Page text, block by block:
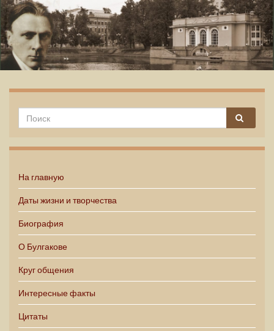
На главную
Даты жизни и творчества
Биография
О Булгакове
Круг общения
Интересные факты
Цитаты